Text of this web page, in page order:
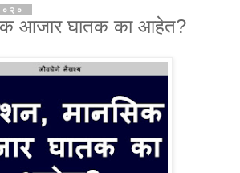
आजार घातक का आहेत?